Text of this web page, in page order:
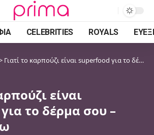
CELEBRITIES ROYALS
Γιατί το καρπούζι είναι superfood για το δέρμα σου – μέσα κι έξω
είναι
το δέρμα σου –